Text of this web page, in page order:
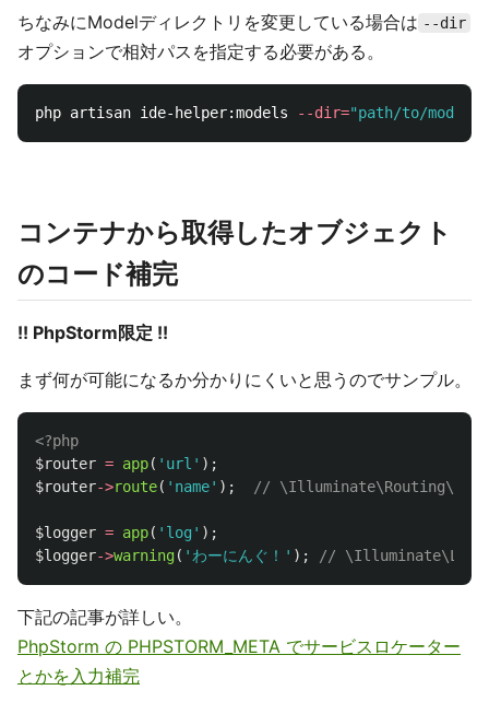
ちなみにModelディレクトリを変更している場合は --dir
オプションで相対パスを指定する必要がある。
php artisan ide-helper:models --dir="path/to/models"
コンテナから取得したオブジェクト
のコード補完
!! PhpStorm限定 !!
まず何が可能になるか分かりにくいと思うのでサンプル。
<?php
$router = app( 'url' );
$router->route( 'name' ); //
$logger = app( 'log' );
$logger->warning( 'わーにんぐ！' ); //
下記の記事が詳しい。
PhpStorm の PHPSTORM_META でサービスロケーター
とかを入力補完